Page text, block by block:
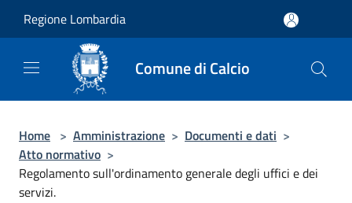
Regione Lombardia
Comune di Calcio
Home > Amministrazione > Documenti e dati >
Atto normativo >
Regolamento sull'ordinamento generale degli uffici e dei
servizi.